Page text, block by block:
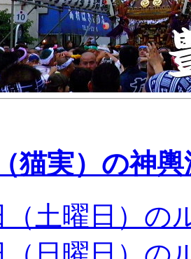
猫実）の神
（土曜日）の